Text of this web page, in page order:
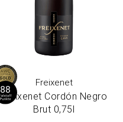
Freixenet
Freixenet Cor­dón Negro
Brut 0,75l